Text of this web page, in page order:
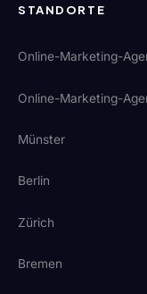
STANDORTE
Online-Marketing-
Online-Marketing-
Münster
Berlin
Zürich
Bremen